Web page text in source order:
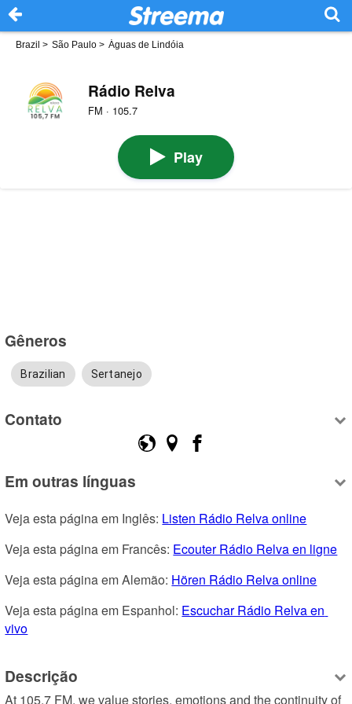
Brazil > São Paulo > Águas de Lindóia
Rádio Relva
FM · 105.7
Play
Gêneros
Brazilian Sertanejo
Contato
Em outras línguas
Veja esta página em Inglês: Listen Rádio Relva online
Veja esta página em Francês: Ecouter Rádio Relva en ligne
Veja esta página em Alemão: Hören Rádio Relva online
Veja esta página em Espanhol: Escuchar Rádio Relva en
vivo
Descrição
At 105.7 FM, we value stories, emotions and the continuity of